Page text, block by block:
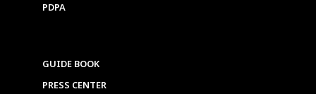
PDPA
GUIDE BOOK
PRESS CENTER